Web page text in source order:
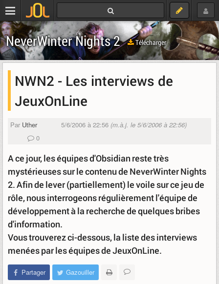
NeverWinter Nights 2 Télécharger
NWN2 - Les interviews de
JeuxOnLine
Par Uther 5/6/2006 à 22:56 (m.à.j. le 5/6/2006 à 22:56)
0
A ce jour, les équipes d'Obsidian reste très
mystérieuses sur le contenu de NeverWinter Nights
2. Afin de lever (partiellement) le voile sur ce jeu de
rôle, nous interrogeons régulièrement l'équipe de
développement à la recherche de quelques bribes
d'information.
Vous trouverez ci-dessous, la liste des interviews
menées par les équipes de JeuxOnLine.
Partager Gazouiller